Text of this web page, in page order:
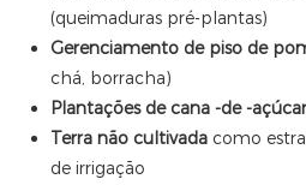
(queimaduras pré-plantas)
Gerenciamento de piso de
chá, borracha)
Plantações de cana -de -açúcar
Terra não cultivada como
de irrigação